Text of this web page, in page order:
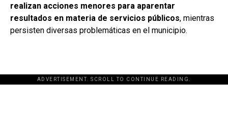
realizan acciones menores para aparentar
resultados en materia de servicios públicos, mientras
persisten diversas problemáticas en el municipio.
ADVERTISEMENT. SCROLL TO CONTINUE READING.
[adsforwp id="243463"]